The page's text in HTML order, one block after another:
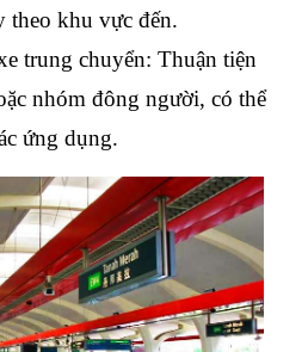
theo khu vực đến.
trung chuyển: Thuận tiện
nhóm đông người, có thể
ứng dụng.